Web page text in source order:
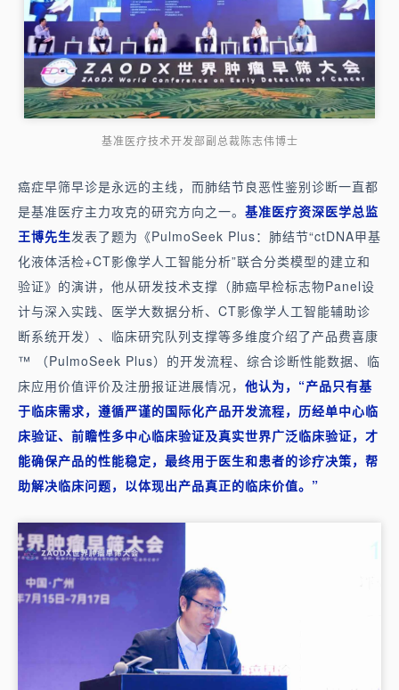
基准医疗技术开发部副总裁陈志伟博士
癌症早筛早诊是永远的主线，而肺结节良恶性鉴别诊断一直都
是基准医疗主力攻克的研究方向之一。 基准医疗资深医学总监
王博先生发表了题为《PulmoSeek Plus：肺结节“ctDNA甲基
化液体活检+CT影像学人工智能分析”联合分类模型的建立和
验证》的演讲，他从研发技术支撑（肺癌早检标志物Panel设
计与深入实践、医学大数据分析、CT影像学人工智能辅助诊
断系统开发）、临床研究队列支撑等多维度介绍了产品费喜康
™ （PulmoSeek Plus）的开发流程、综合诊断性能数据、临
床应用价值评价及注册报证进展情况， 他认为，“产品只有基
于临床需求，遵循严谨的国际化产品开发流程，历经单中心临
床验证、前瞻性多中心临床验证及真实世界广泛临床验证，才
能确保产品的性能稳定，最终用于医生和患者的诊疗决策，帮
助解决临床问题，以体现出产品真正的临床价值。”